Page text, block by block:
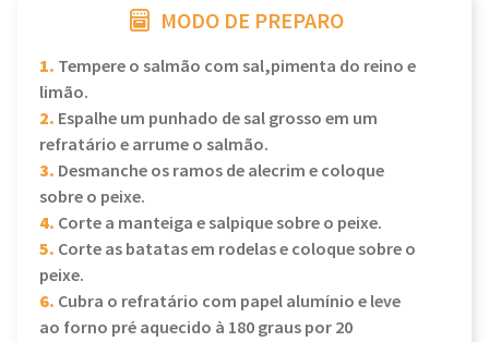
MODO DE PREPARO
1. Tempere o salmão com sal,pimenta do reino e
limão.
2. Espalhe um punhado de sal grosso em um
refratário e arrume o salmão.
3. Desmanche os ramos de alecrim e coloque
sobre o peixe.
4. Corte a manteiga e salpique sobre o peixe.
5. Corte as batatas em rodelas e coloque sobre o
peixe.
6. Cubra o refratário com papel alumínio e leve
ao forno pré aquecido à 180 graus por 20